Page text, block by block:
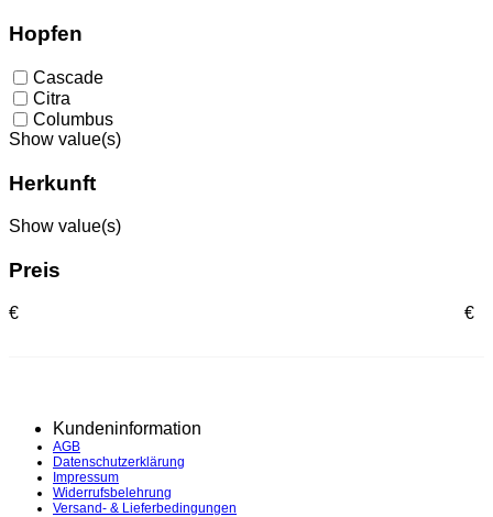
Hopfen
Cascade
Citra
Columbus
Show value(s)
Herkunft
Show value(s)
Preis
€ €
Kundeninformation
AGB
Datenschutzerklärung
Impressum
Widerrufsbelehrung
Versand- & Lieferbedingungen